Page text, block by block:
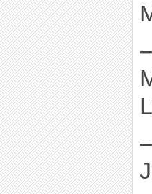
–
–